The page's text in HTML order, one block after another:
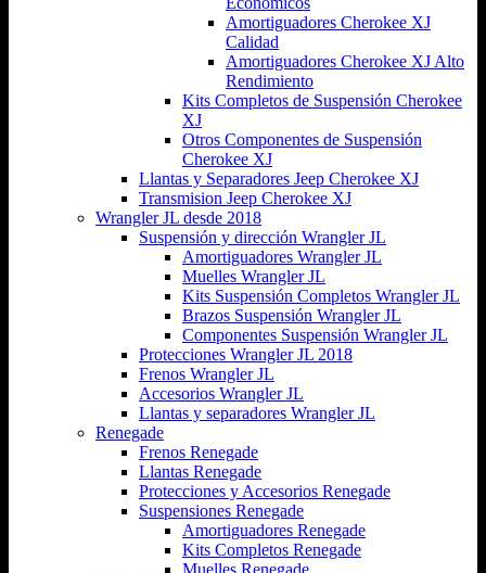
Amortiguadores Cherokee XJ
Calidad
Amortiguadores Cherokee XJ Alto
Rendimiento
Kits Completos de Suspensión Cherokee
XJ
Otros Componentes de Suspensión
Cherokee XJ
Llantas y Separadores Jeep Cherokee XJ
Transmision Jeep Cherokee XJ
Wrangler JL desde 2018
Suspensión y dirección Wrangler JL
Amortiguadores Wrangler JL
Muelles Wrangler JL
Kits Suspensión Completos Wrangler JL
Brazos Suspensión Wrangler JL
Componentes Suspensión Wrangler JL
Protecciones Wrangler JL 2018
Frenos Wrangler JL
Accesorios Wrangler JL
Llantas y separadores Wrangler JL
Renegade
Frenos Renegade
Llantas Renegade
Protecciones y Accesorios Renegade
Suspensiones Renegade
Amortiguadores Renegade
Kits Completos Renegade
Muelles Renegade